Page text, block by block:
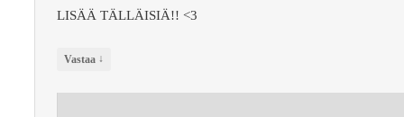
LISÄÄ TÄLLÄISIÄ!! <3
Vastaa ↓